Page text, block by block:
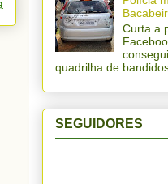
Curta a
quadrilha de
SEGUIDORES